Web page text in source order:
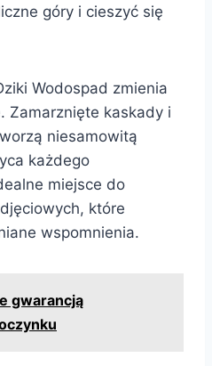
góry i cieszyć się
Wodospad zmienia
Zamarznięte kaskady i
niesamowitą
każdego
miejsce do
które
wspomnienia.
gwarancją